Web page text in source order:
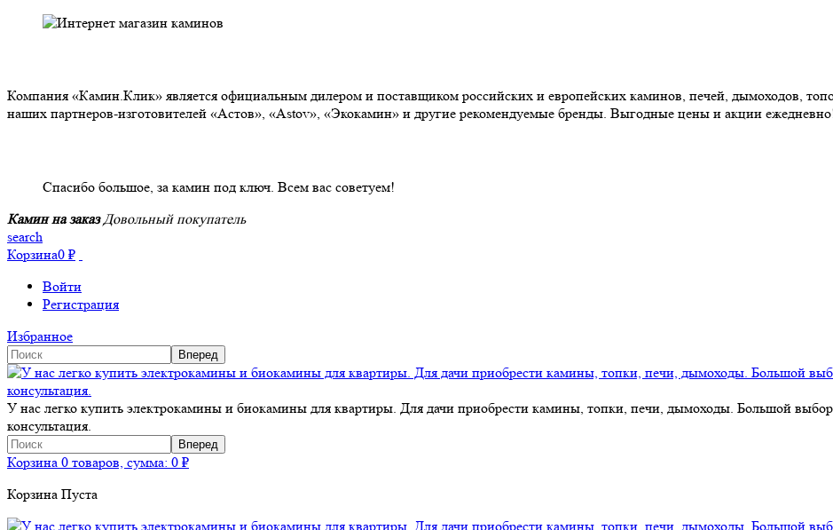
Компания «Камин.Клик» является официальным дилером и поставщиком российских и европейских каминов, печей, дымоходов,
наших партнеров-изготовителей «Астов», «Astov», «Экокамин» и другие рекомендуемые бренды. Выгодные цены и акции
Спасибо большое, за камин под ключ. Всем вас советуем!
Камин на заказ Довольный покупатель
search
Корзина0 ₽
Войти
Регистрация
Избранное
У нас легко купить электрокамины и биокамины для квартиры. Для дачи приобрести камины, топки, печи, дымоходы. Большой
консультация.
Корзина 0 товаров, сумма: 0 ₽
Корзина Пуста